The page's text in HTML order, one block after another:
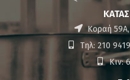
Κοραή
Τηλ: 210
Κιν: